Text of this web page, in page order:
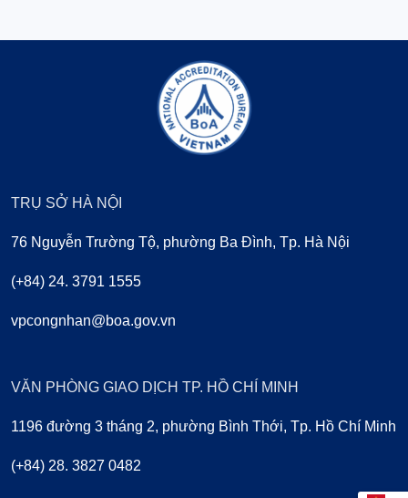
TRỤ SỞ HÀ NỘI
76 Nguyễn Trường Tộ, phường Ba Đình, Tp. Hà Nội
(+84) 24. 3791 1555
vpcongnhan@boa.gov.vn
VĂN PHÒNG GIAO DỊCH TP. HỒ CHÍ MINH
1196 đường 3 tháng 2, phường Bình Thới, Tp. Hồ Chí Minh
(+84) 28. 3827 0482